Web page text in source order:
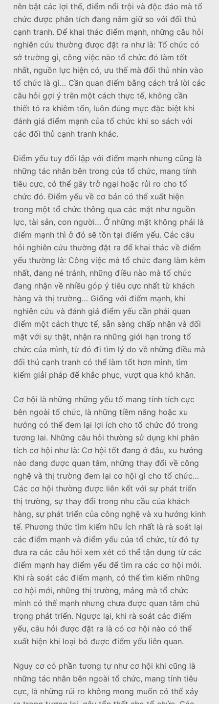
nên bật các lợi thế, điểm nổi trội và độc đáo mà tổ
chức được phân tích đang nắm giữ so với đối thủ
cạnh tranh. Để khai thác điểm mạnh, những câu hỏi
nghiên cứu thường được đặt ra như là: Tổ chức có
sở trường gì, công việc nào tổ chức đó làm tốt
nhất, nguồn lực hiện có, ưu thế mà đối thủ nhìn vào
tổ chức là gì… Cần quan điểm bằng cách trả lời các
câu hỏi gợi ý trên một cách thực tế, không cần
thiết tỏ ra khiêm tốn, luôn đúng mực đặc biệt khi
đánh giá điểm mạnh của tổ chức khi so sách với
các đối thủ cạnh tranh khác.
Điểm yếu tuy đối lập với điểm mạnh nhưng cũng là
những tác nhân bên trong của tổ chức, mang tính
tiêu cực, có thể gây trở ngại hoặc rủi ro cho tổ
chức đó. Điểm yếu về cơ bản có thể xuất hiện
trong một tổ chức thông qua các mặt như nguồn
lực, tài sản, con người… Ở những mặt không phải là
điểm mạnh thì ở đó sẽ tồn tại điểm yếu. Các câu
hỏi nghiên cứu thường đặt ra để khai thác về điểm
yếu thường là: Công việc mà tổ chức đang làm kém
nhất, đang né tránh, những điều nào mà tổ chức
đang nhận về nhiều góp ý tiêu cực nhất từ khách
hàng và thị trường… Giống với điểm mạnh, khi
nghiên cứu và đánh giá điểm yếu cần phải quan
điểm một cách thực tế, sẵn sàng chấp nhận và đối
mặt với sự thật, nhận ra những giới hạn trong tổ
chức của mình, từ đó đi tìm lý do về những điều mà
đối thủ cạnh tranh có thể làm tốt hơn mình, tìm
kiếm giải pháp để khắc phục, vượt qua khó khăn.
Cơ hội là những những yếu tố mang tính tích cực
bên ngoài tổ chức, là những tiềm năng hoặc xu
hướng có thể đem lại lợi ích cho tổ chức đó trong
tương lai. Những câu hỏi thường sử dụng khi phân
tích cơ hội như là: Cơ hội tốt đang ở đâu, xu hướng
nào đang được quan tâm, những thay đổi về công
nghệ và thị trường đem lại cơ hội gì cho tổ chức…
Các cơ hội thường được liên kết với sự phát triển
thị trường, sự thay đổi trong nhu cầu của khách
hàng, sự phát triển của công nghệ và xu hướng kinh
tế. Phương thức tìm kiếm hữu ích nhất là rà soát lại
các điểm mạnh và điểm yếu của tổ chức, từ đó tự
đưa ra các câu hỏi xem xét có thể tận dụng từ các
điểm mạnh hay điểm yếu để tìm ra các cơ hội mới.
Khi rà soát các điểm mạnh, có thể tìm kiếm những
cơ hội mới, những thị trường, mảng mà tổ chức
mình có thế mạnh nhưng chưa được quan tâm chú
trọng phát triển. Ngược lại, khi rà soát các điểm
yếu, câu hỏi được đặt ra là có cơ hội nào có thể
xuất hiện khi loại bỏ được điểm yếu liên quan.
Nguy cơ có phần tương tự như cơ hội khi cũng là
những tác nhân bên ngoài tổ chức, mang tính tiêu
cực, là những rủi ro không mong muốn có thể xảy